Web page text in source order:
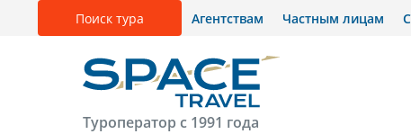
Поиск тура Агентствам Частным лицам
Туроператор с 1991 года